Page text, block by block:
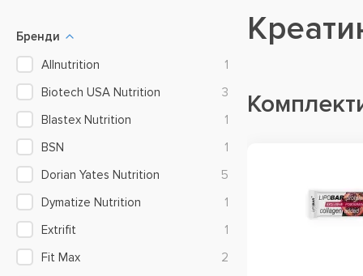
Бренди
Allnutrition
1
Biotech USA Nutrition
3
Blastex Nutrition
1
BSN
1
Dorian Yates Nutrition
5
Dymatize Nutrition
1
Extrifit
1
Fit Max
2